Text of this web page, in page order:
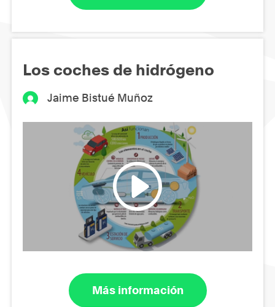
Los coches de hidrógeno
Jaime Bistué Muñoz
Más información